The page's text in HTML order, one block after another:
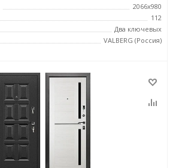
2066x980
112
Два ключевых
VALBERG (Россия)